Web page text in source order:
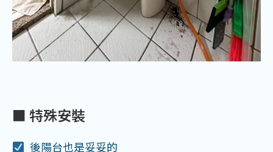
■ 特殊安裝
後陽台也是妥妥的